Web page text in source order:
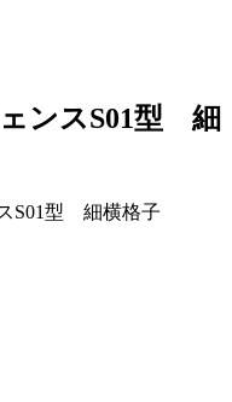
ンスS01型 細